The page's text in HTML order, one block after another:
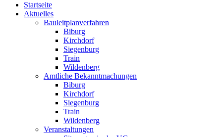
Startseite
Aktuelles
Bauleitplanverfahren
Biburg
Kirchdorf
Siegenburg
Train
Wildenberg
Amtliche Bekanntmachungen
Biburg
Kirchdorf
Siegenburg
Train
Wildenberg
Veranstaltungen